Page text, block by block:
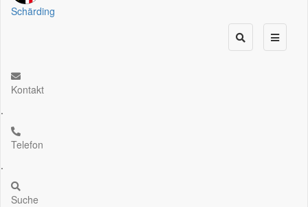
Schärding
Kontakt
.
Telefon
.
Suche